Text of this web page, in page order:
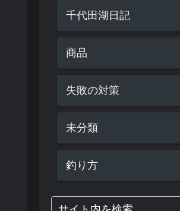
千代田湖日記
商品
失敗の対策
未分類
釣り方